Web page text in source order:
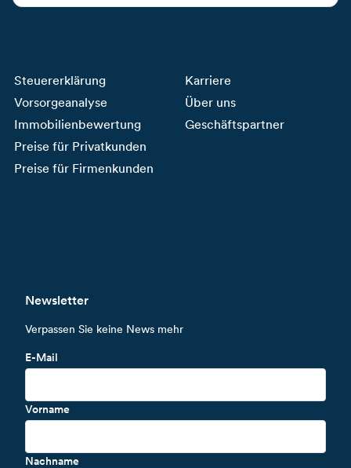
Steuererklärung
Vorsorgeanalyse
Immobilienbewertung
Preise für Privatkunden
Preise für Firmenkunden
Karriere
Über uns
Geschäftspartner
Newsletter
Verpassen Sie keine News mehr
E-Mail
Vorname
Nachname